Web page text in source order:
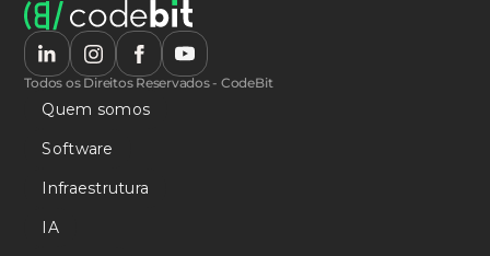
Todos os Direitos Reservados - CodeBit
Quem somos
Software
Infraestrutura
IA